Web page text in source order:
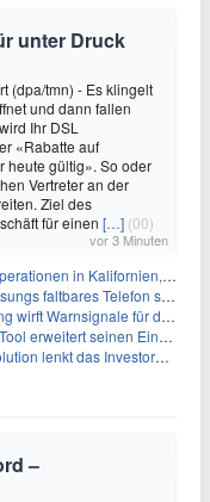
unter Druck
(dpa/tmn) - Es klingelt
und dann fallen
Ihr DSL
«Rabatte auf
heute gültig». So oder
Vertreter an der
Ziel des
für einen […] (00)
vor 3 Minuten
um Rivale Anthropic und OpenAI zu überholen
um 30 % in einem wettbewerbsintensiven Markt
für die Technologieaufsicht auf
auf 13 Länder und weckt Sicherheitsbedenken
auf Internet-Riesen
–